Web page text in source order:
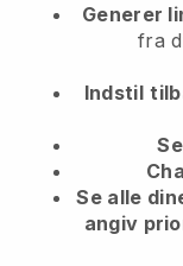
Generer
fra
Indstil
Se alle
angiv